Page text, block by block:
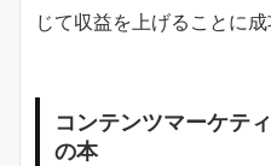
じて収益を上げることに成
コンテンツマーケテ
の本